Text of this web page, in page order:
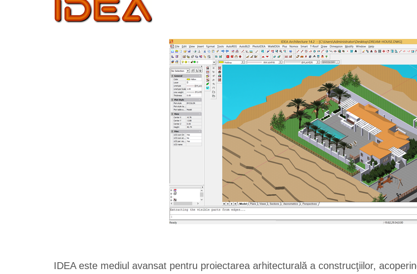
IDEA este mediul avansat pentru proiectarea arhitecturală a construcţiilor,